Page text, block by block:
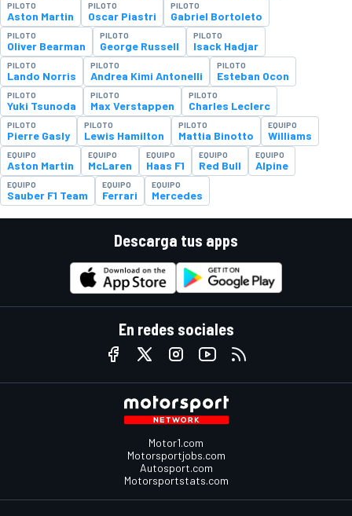
PILOTO
Aston Martin
PILOTO
Oscar Piastri
PILOTO
Gabriel Bortoleto
PILOTO
Oliver Bearman
PILOTO
George Russell
PILOTO
Isack Hadjar
PILOTO
Lando Norris
PILOTO
Andrea Kimi Antonelli
PILOTO
Esteban Ocon
PILOTO
Yuki Tsunoda
PILOTO
Max Verstappen
PILOTO
Charles Leclerc
PILOTO
Pierre Gasly
PILOTO
Lewis Hamilton
PILOTO
Mattia Binotto
EQUIPO
Williams
EQUIPO
Aston Martin
EQUIPO
McLaren
EQUIPO
Haas F1
EQUIPO
Red Bull
EQUIPO
Alpine
EQUIPO
Sauber F1 Team
EQUIPO
Ferrari
EQUIPO
Mercedes
Descarga tus apps
En redes sociales
Motor1.com
Motorsportjobs.com
Autosport.com
Motorsportstats.com